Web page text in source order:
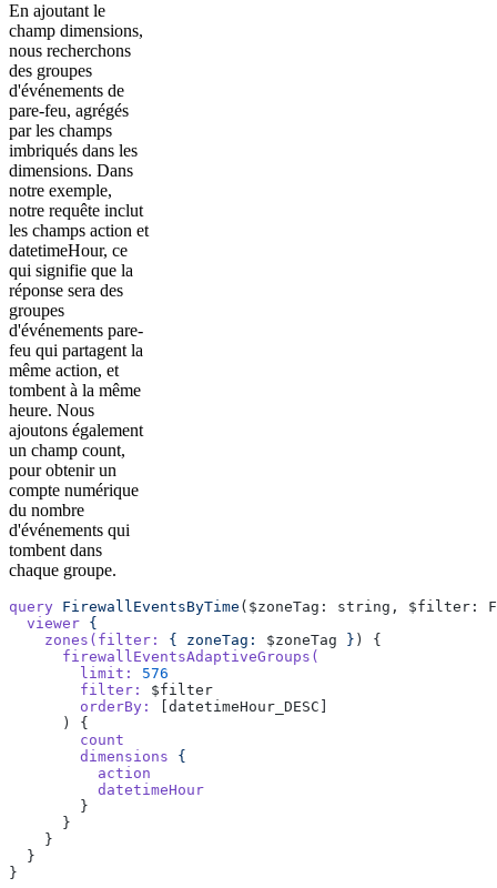
En ajoutant le
champ dimensions,
nous recherchons
des groupes
d'événements de
pare-feu, agrégés
par les champs
imbriqués dans les
dimensions. Dans
notre exemple,
notre requête inclut
les champs action et
datetimeHour, ce
qui signifie que la
réponse sera des
groupes
d'événements pare-
feu qui partagent la
même action, et
tombent à la même
heure. Nous
ajoutons également
un champ count,
pour obtenir un
compte numérique
du nombre
d'événements qui
tombent dans
chaque groupe.
query FirewallEventsByTime ($zoneTag: string, $filter:
  viewer
{
    zones(filter:
{ zoneTag: $zoneTag } ) {
      firewallEventsAdaptiveGroups(
        limit:
576
        filter:
$filter
        orderBy:
[datetimeHour_DESC]
      ) {
        count
        dimensions
{
          action
          datetimeHour
        }
      }
    }
  }
}